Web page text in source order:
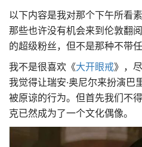
以下内容是我对那个下午所看
那些也许没有机会来到伦敦翻
的超级粉丝，但不是那种不带
我不是很喜欢《大开眼戒》，
我觉得让瑞安·奥尼尔来扮演巴
被原谅的行为。但首先我们不
克已然成为了一个文化偶像。